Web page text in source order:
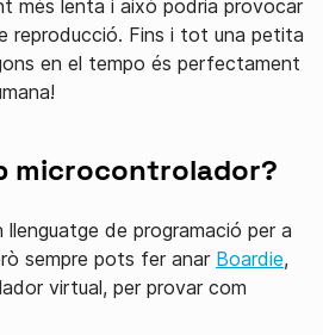
més lenta i això podria provocar
reproducció. Fins i tot una petita
en el tempo és perfectament
microcontrolador?
llenguatge de programació per a
sempre pots fer anar Boardie,
virtual, per provar com